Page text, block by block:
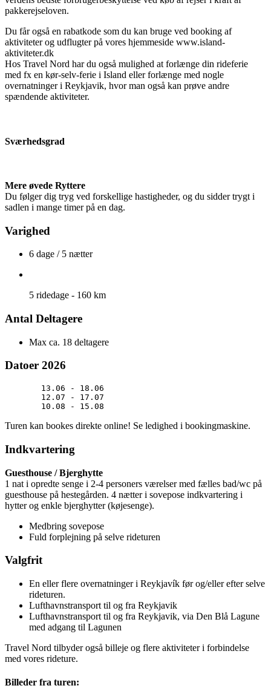
pakkerejseloven.
Du får også en rabatkode som du kan bruge ved booking af
aktiviteter og udflugter på vores hjemmeside www.island-
aktiviteter.dk
Hos Travel Nord har du også mulighed at forlænge din rideferie
med fx en kør-selv-ferie i Island eller forlænge med nogle
overnatninger i Reykjavik, hvor man også kan prøve andre
spændende aktiviteter.
Sværhedsgrad
Mere øvede Ryttere
Du følger dig tryg ved forskellige hastigheder, og du sidder trygt i
sadlen i mange timer på en dag.
Varighed
6 dage / 5 nætter
5 ridedage - 160 km
Antal Deltagere
Max ca. 18 deltagere
Datoer 2026
13.06 - 18.06
12.07 - 17.07
10.08 - 15.08
Turen kan bookes direkte online! Se ledighed i bookingmaskine.
Indkvartering
Guesthouse / Bjerghytte
1 nat i opredte senge i 2-4 personers værelser med fælles bad/wc på
guesthouse på hestegården. 4 nætter i sovepose indkvartering i
hytter og enkle bjerghytter (køjesenge).
Medbring sovepose
Fuld forplejning på selve rideturen
Valgfrit
En eller flere overnatninger i Reykjavík før og/eller efter selve
rideturen.
Lufthavnstransport til og fra Reykjavik
Lufthavnstransport til og fra Reykjavik, via Den Blå Lagune
med adgang til Lagunen
Travel Nord tilbyder også billeje og flere aktiviteter i forbindelse
med vores rideture.
Billeder fra turen: